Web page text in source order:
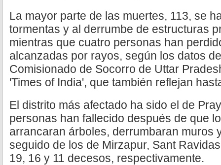
La mayor parte de las muertes, 113, se
tormentas y al derrumbe de estructuras
mientras que cuatro personas han
alcanzadas por rayos, según los datos
Comisionado de Socorro de Uttar
'Times of India', que también reflejan
El distrito más afectado ha sido el de
personas han fallecido después de que
arrancaran árboles, derrumbaran muros
seguido de los de Mirzapur, Sant
19, 16 y 11 decesos, respectivamente.